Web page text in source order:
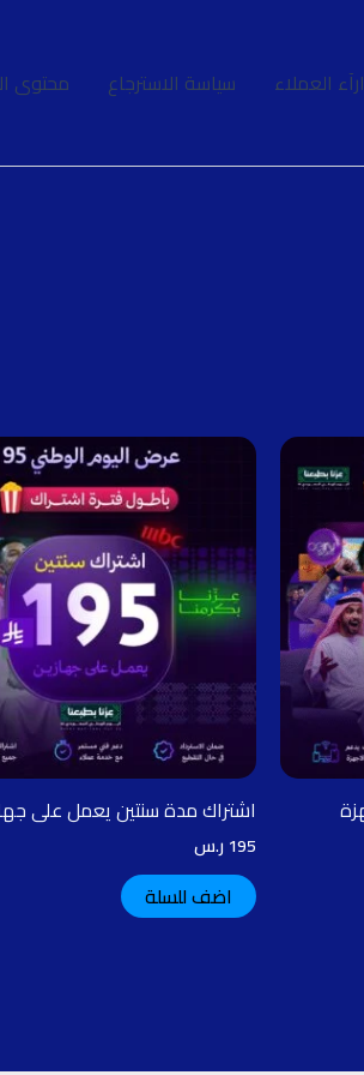
ارآء العملاء سياسة الاسترجاع محتوى
اشتراك مدة سنتين يعمل على
195 ر.س
اضف للسلة